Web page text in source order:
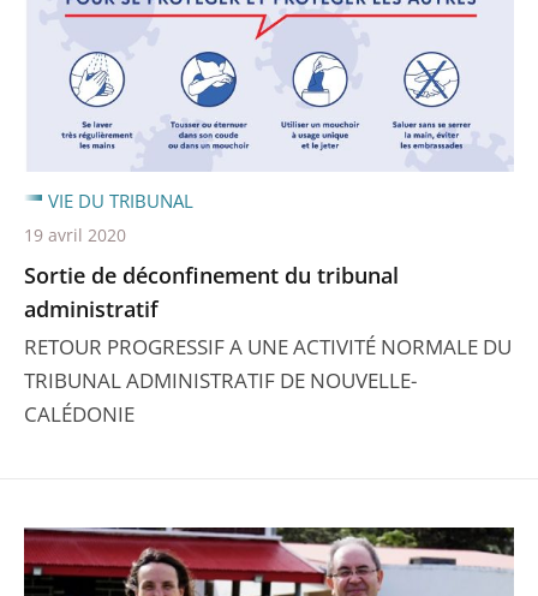
Sortie de déconfinement du tribunal
administratif
RETOUR PROGRESSIF A UNE ACTIVITÉ NORMALE DU
TRIBUNAL ADMINISTRATIF DE NOUVELLE-
CALÉDONIE
VIE DU TRIBUNAL
19 avril 2020